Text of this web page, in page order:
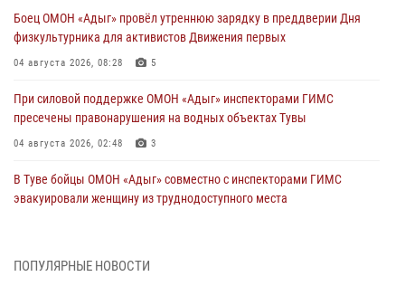
Боец ОМОН «Адыг» провёл утреннюю зарядку в преддверии Дня
физкультурника для активистов Движения первых
04 августа 2026, 08:28 5
При силовой поддержке ОМОН «Адыг» инспекторами ГИМС
пресечены правонарушения на водных объектах Тувы
04 августа 2026, 02:48 3
В Туве бойцы ОМОН «Адыг» совместно с инспекторами ГИМС
эвакуировали женщину из труднодоступного места
Росгвардия проверила организацию отдыха детей в детских
ПОПУЛЯРНЫЕ НОВОСТИ